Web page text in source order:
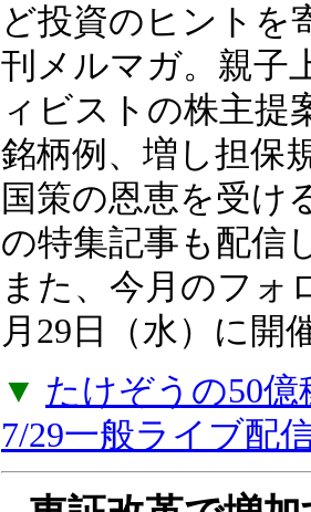
向、日本市場に影
ど投資のヒントを
刊メルマガ。親子
ィビストの株主提
銘柄例、増し担保
国策の恩恵を受け
の特集記事も配信
また、今月のフォ
月29日（水）に開
▼ たけぞうの50
7/29一般ライブ配